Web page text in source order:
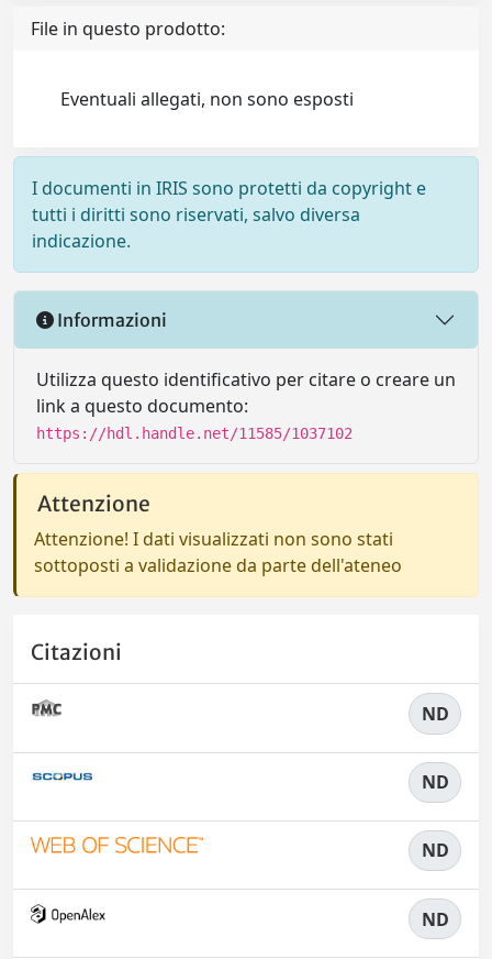
File in questo prodotto:
Eventuali allegati, non sono esposti
I documenti in IRIS sono protetti da copyright e
tutti i diritti sono riservati, salvo diversa
indicazione.
Informazioni
Utilizza questo identificativo per citare o creare un
link a questo documento:
https://hdl.handle.net/11585/1037102
Attenzione
Attenzione! I dati visualizzati non sono stati
sottoposti a validazione da parte dell'ateneo
Citazioni
ND
ND
ND
ND